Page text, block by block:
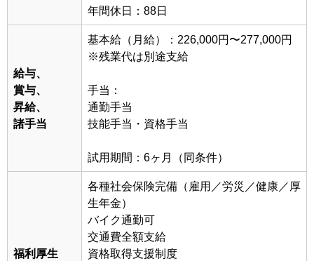
年間休日：88日
給与、
賞与、
昇給、
諸手当
基本給（月給）：226,000円〜277,000円
※残業代は別途支給
手当：
通勤手当
技能手当・資格手当
試用期間：6ヶ月（同条件）
福利厚生
各種社会保険完備（雇用／労災／健康／厚
生年金）
バイク通勤可
交通費全額支給
資格取得支援制度